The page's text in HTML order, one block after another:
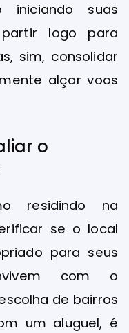
iniciando suas
logo para
sim, consolidar
alçar voos
o
residindo na
se o local
para seus
com o
de bairros
um aluguel, é